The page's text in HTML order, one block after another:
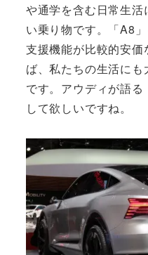
や通学を含む日常生
い乗り物です。「A8
支援機能が比較的安
ば、私たちの生活に
です。アウディが語
して欲しいですね。